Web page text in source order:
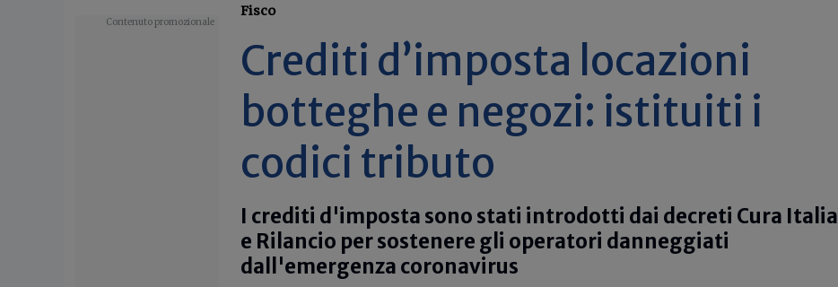
Fisco
Crediti d’imposta locazioni
botteghe e negozi: istituiti i
codici tributo
I crediti d'imposta sono stati introdotti dai decreti Cura Italia
e Rilancio per sostenere gli operatori danneggiati
dall'emergenza coronavirus